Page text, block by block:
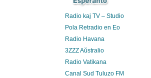
Radio kaj TV – Studio
Pola Retradio en Eo
Radio Havana
3ZZZ Aŭstralio
Radio Vatikana
Canal Sud Tuluzo FM